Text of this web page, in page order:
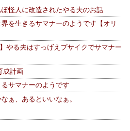
ぽ怪人に改造されたやる夫のお話
界を生きるサマナーのようです【オリ
やる夫はすっげえブサイクでサマナー
成計画
サマナーのようです
ぁ、あるといいなぁ。